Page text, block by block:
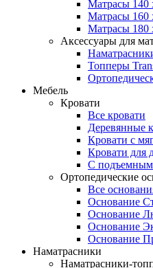
Матрасы 140
Матрасы 160
Матрасы 180
Аксессуары для
Топперы
Мебель
Кровати
Все кровати
Деревянные
Кровати с
Кровати для
С подъемным
Ортопедические
Все
Основание
Основание
Основание
Основание
Наматрасники
Наматрасники-